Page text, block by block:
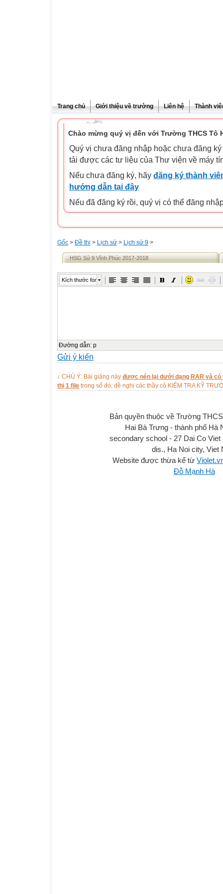
Trang chủ Giới thiệu về trường Liên hệ Thành
Chào mừng quý vị đến với Trường THCS Tô
Quý vị chưa đăng nhập hoặc chưa đăng
tải được các tư liệu của Thư viện về máy
Nếu chưa đăng ký, hãy đăng ký thành
hướng dẫn tại đây
Nếu đã đăng ký rồi, quý vị có thể đăng
Gốc > Đề thi > Lịch sử > Lịch sử 9 >
HSG Sử 9 Vĩnh Phúc 2017-2018
Kích thước font
Đường dẫn: p
Gửi ý kiến
↓ CHÚ Ý: Bài giảng này được nén lại dưới dạng RAR và có
thị 1 file trong số đó, đề nghị các thầy cô KIỂM TRA KỸ
Bản quyền thuộc về Trường
Hai Bà Trưng - thành phố Hà
secondary school - 27 Dai Co Viet
dis., Ha Noi city, Viet
Website được thừa kế từ
Đỗ Mạnh Hà